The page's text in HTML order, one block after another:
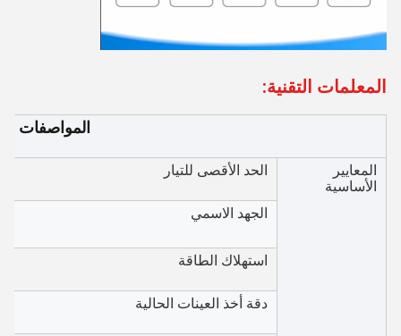
المعلمات التقنية:
المواصفات
المعايير
الأساسية
الحد الأقصى للتيار
الجهد الاسمي
استهلاك الطاقة
دقة أخذ العينات الحالية